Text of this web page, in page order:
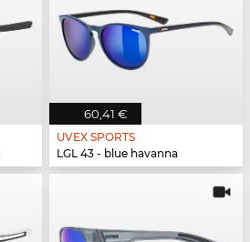
60,41 €
UVEX SPORTS
LGL 43 - blue havanna